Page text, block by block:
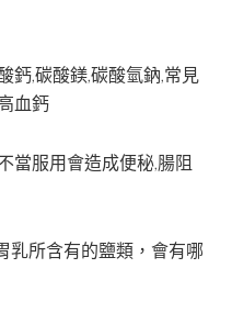
鈣,碳酸鎂,碳酸氫鈉,常見
血鈣
當服用會造成便秘,腸阻
乳所含有的鹽類，會有哪